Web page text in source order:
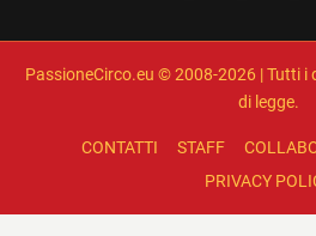
PassioneCirco.eu © 2008-2026 | Tutti i
di legge.
CONTATTI STAFF
PRIVACY